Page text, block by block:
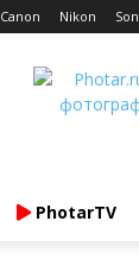
Canon Nikon
PhotarTV